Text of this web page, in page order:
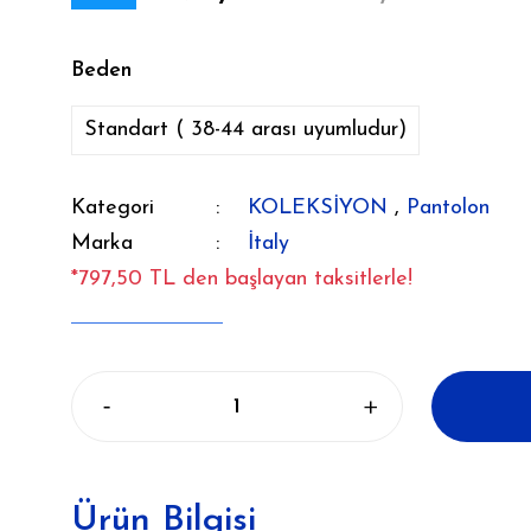
Beden
Standart ( 38-44 arası uyumludur)
Kategori KOLEKSİYON , Pantolon
Marka
İtaly
*797,50 TL den başlayan taksitlerle!
Ürün Bilgisi